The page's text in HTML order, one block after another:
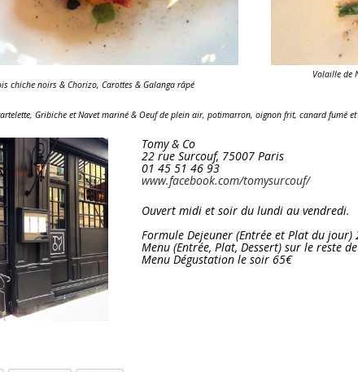
chiche noirs & Chorizo, Carottes & Galanga râpé
Volaille de
Gribiche et Navet mariné & Oeuf de plein air, potimarron, oignon frit, canard fumé et
Tomy & Co
22 rue Surcouf, 75007 Paris
01 45 51 46 93
www.facebook.com/tomysurcouf/
Ouvert midi et soir du lundi au vendredi.
Formule Dejeuner (Entrée et Plat du jour)
Menu (Entrée, Plat, Dessert) sur le reste
Menu Dégustation le soir 65€